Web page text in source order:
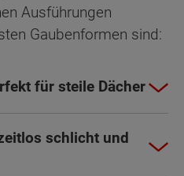
Ausführungen
Gaubenformen sind:
für steile Dächer
schlicht und